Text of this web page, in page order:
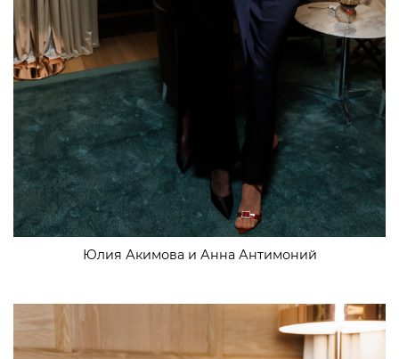
Юлия Акимова и Анна Антимоний